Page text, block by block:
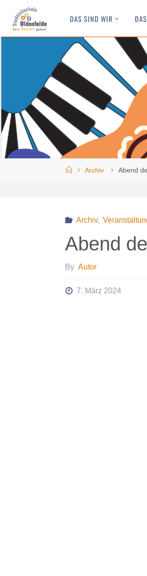
content
DAS SIND WIR
HomeArchiv Abend
Archiv,
Abend
By Autor
7. März 2024